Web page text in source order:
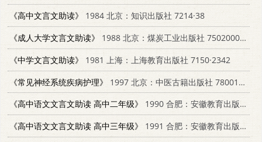
《高中文言文助读》
1984 北京：知识出版社 7214·38
《成人大学文言文助读》
1988 北京：煤炭工业出版社 7502000348
《中学文言文助读》
1981 上海：上海教育出版社 7150·2342
《常见神经系统疾病护理》
1997 北京：中医古籍出版社 7800136981
《高中语文文言文助读 高中二年级》
1990 合肥：安徽教育出版社 7533606698
《高中语文文言文助读 高中三年级》
1991 合肥：安徽教育出版社 7533606701